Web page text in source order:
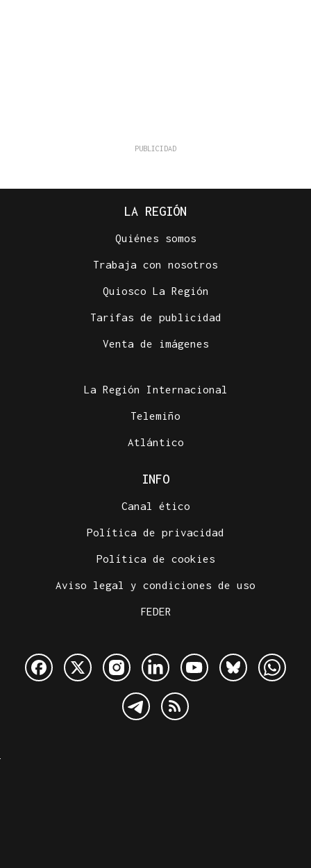
LA REGIÓN
Quiénes somos
Trabaja con nosotros
Quiosco La Región
Tarifas de publicidad
Venta de imágenes
La Región Internacional
Telemiño
Atlántico
INFO
Canal ético
Política de privacidad
Política de cookies
Aviso legal y condiciones de uso
FEDER